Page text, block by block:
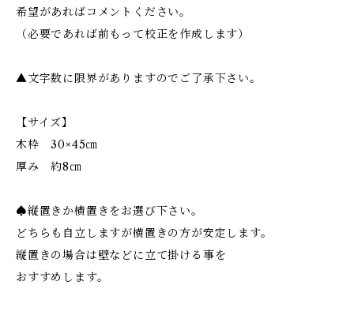
希望があればコメントください。
（必要であれば前もって校正を作成します）
▲文字数に限界がありますのでご了承下さい。
【サイズ】
木枠 30×45㎝
厚み 約8㎝
♠︎縦置きか横置きをお選び下さい。
どちらも自立しますが横置きの方が安定します。
縦置きの場合は壁などに立て掛ける事を
おすすめします。